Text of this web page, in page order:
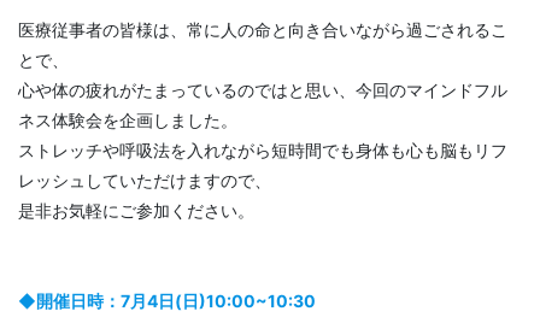
医療従事者の皆様は、常に人の命と向き合いながら過ごされるこ
とで、
心や体の疲れがたまっているのではと思い、今回のマインドフル
ネス体験会を企画しました。
ストレッチや呼吸法を入れながら短時間でも身体も心も脳もリフ
レッシュしていただけますので、
是非お気軽にご参加ください。
◆開催日時：7月4日(日)10:00~10:30